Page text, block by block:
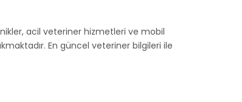
acil veteriner hizmetleri ve mobil
En güncel veteriner bilgileri ile